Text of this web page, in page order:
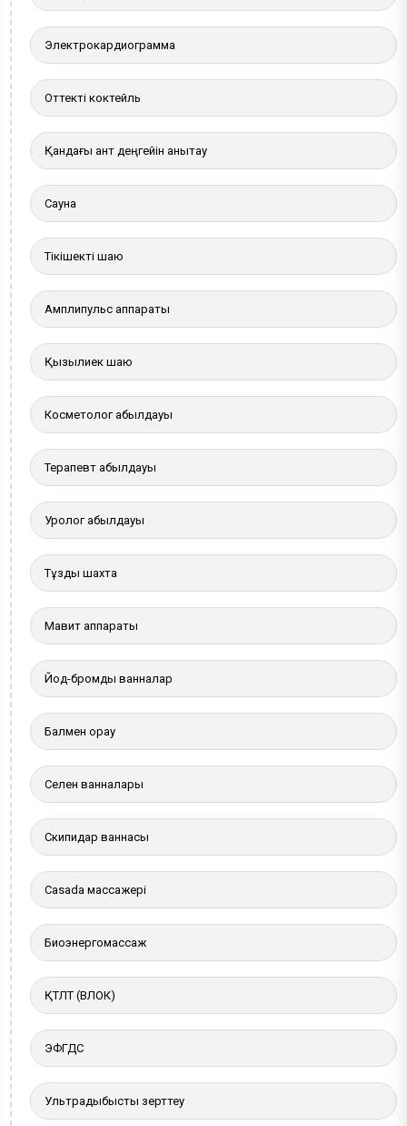
Электрокардиограмма
Оттекті коктейль
Қандағы қант деңгейін анықтау
Сауна
Тікішекті шаю
Амплипульс аппараты
Қызылиек шаю
Косметолог қабылдауы
Терапевт қабылдауы
Уролог қабылдауы
Тұзды шахта
Мавит аппараты
Йод-бромды ванналар
Балмен орау
Селен ванналары
Скипидар ваннасы
Casada массажері
Биоэнергомассаж
ҚТЛТ (ВЛОК)
ЭФГДС
Ультрадыбыстық зерттеу